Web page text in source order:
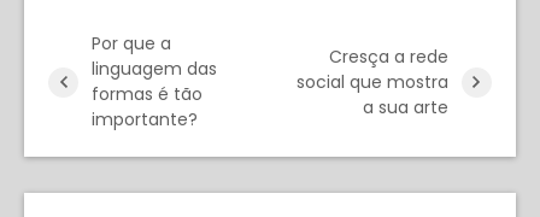
Por que a
linguagem das
formas é tão
importante?
Cresça a rede
social que mostra
a sua arte